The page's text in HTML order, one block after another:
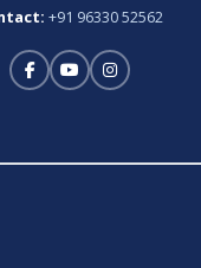
+91 96330 52562